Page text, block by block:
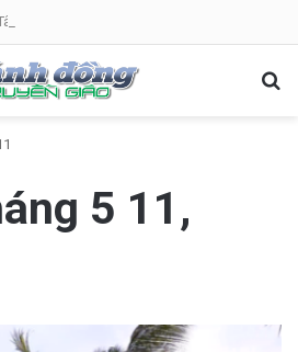
| NVT
5 11,